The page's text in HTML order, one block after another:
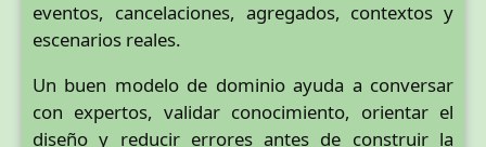
eventos, cancelaciones, agregados, contextos y
escenarios reales.
Un buen modelo de dominio ayuda a conversar
con expertos, validar conocimiento, orientar el
diseño y reducir errores antes de construir la